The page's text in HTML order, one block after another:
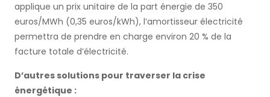
applique un prix unitaire de la part énergie de 350
euros/MWh (0,35 euros/kWh), l’amortisseur électricité
permettra de prendre en charge environ 20 % de la
facture totale d’électricité.
D’autres solutions pour traverser la crise
énergétique :